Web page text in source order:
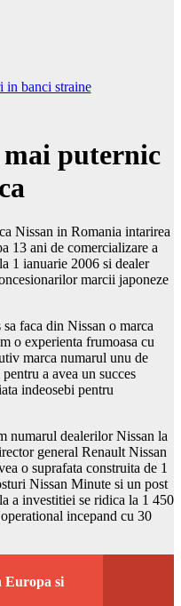
mai puternic
Nissan in Romania intarirea
13 ani de comercializare a
1 ianuarie 2006 si dealer
marcii japoneze
faca din Nissan o marca
o experienta frumoasa cu
marca numarul unu de
a avea un succes
indeosebi pentru
numarul dealerilor Nissan la
general Renault Nissan
o suprafata construita de 1
Nissan Minute si un post
a investitiei se ridica la 1 450
incepand cu 30
Europa si